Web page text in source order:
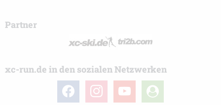
Partner
xc-run.de in den sozialen Netzwerken
facebook instagram youtube
user-
circle